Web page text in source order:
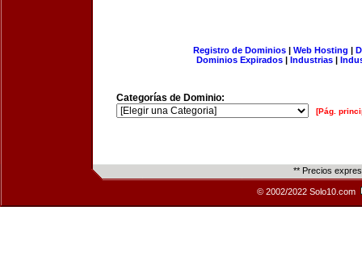
Registro de Dominios| Web Hosting |
Dominios Expirados | Industrias |
Categorías de Dominio:
[Pág.
** Precios
© 2002/2022 Solo10.com